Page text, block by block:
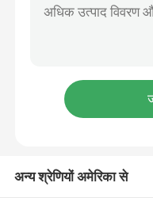
इलेक्ट्रिक पैलेट जैक बैटरी
अन्य श्रेणियों अमेरिका से